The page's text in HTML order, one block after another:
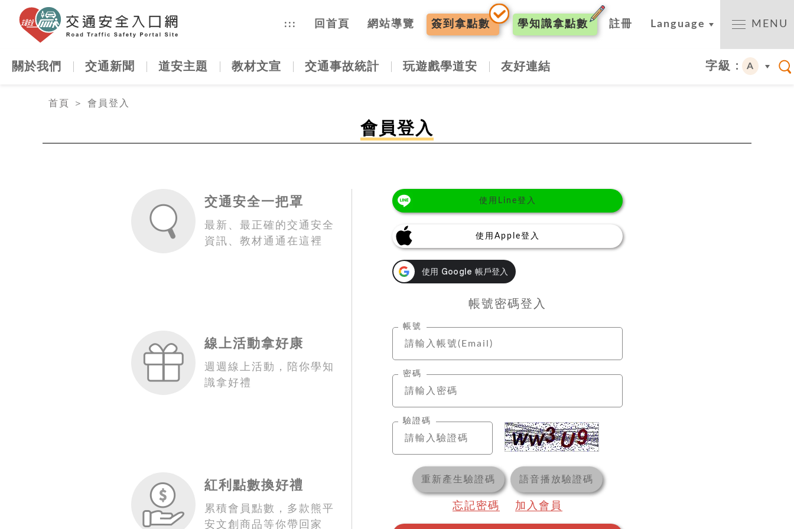
::: 回首頁 網站導覽 簽到 拿點數 學知識拿點數 註冊 Language MENU
關於我們 交通新聞 道安主題 教材文宣 交通事故統計 玩遊戲學道安 友好連結 字級 : A
首頁
＞ 會員登入
會員登入
交通安全一把罩
最新、最正確的交通安全
資訊、教材通通在這裡
線上活動拿好康
週週線上活動，陪你學知
識拿好禮
紅利點數換好禮
累積會員點數，多款熊平
安文創商品等你帶回家
使用Line登入
使用Apple登入
帳號密碼登入
帳號
密碼
驗證碼
重新產生驗證碼 語音播放驗證碼
忘記密碼 加入會員